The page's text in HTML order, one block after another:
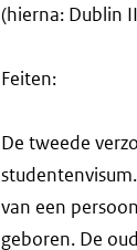
(hierna: Dublin
Feiten:
De tweede
van een
geboren. De